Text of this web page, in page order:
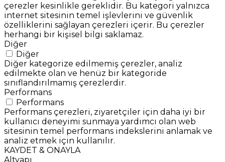
çerezler kesinlikle gereklidir. Bu kategori yalnızca
internet sitesinin temel işlevlerini ve güvenlik
özelliklerini sağlayan çerezleri içerir. Bu çerezler
herhangi bir kişisel bilgi saklamaz.
Diğer
Diğer
Diğer kategorize edilmemiş çerezler, analiz
edilmekte olan ve henüz bir kategoride
sınıflandırılmamış çerezlerdir.
Performans
Performans
Performans çerezleri, ziyaretçiler için daha iyi bir
kullanıcı deneyimi sunmaya yardımcı olan web
sitesinin temel performans indekslerini anlamak ve
analiz etmek için kullanılır.
KAYDET & ONAYLA
Altyapı